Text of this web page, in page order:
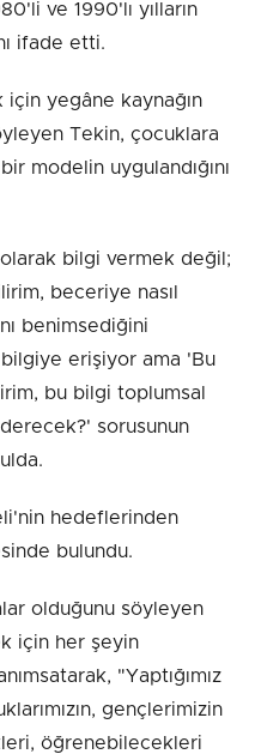
ve 1990'lı yılların
ifade etti.
yegâne kaynağın
Tekin, çocuklara
modelin uygulandığını
bilgi vermek değil;
beceriye nasıl
benimsediğini
erişiyor ama 'Bu
bu bilgi toplumsal
sorusunun
hedeflerinden
bulundu.
olduğunu söyleyen
için her şeyin
"Yaptığımız
gençlerimizin
öğrenebilecekleri